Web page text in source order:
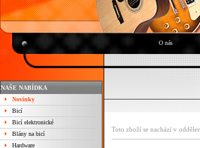
O nás
NAŠE NABÍDKA
Novinky
Bicí
Bicí elektronické
Blány na bicí
Hardware
Toto zboží se nachází v